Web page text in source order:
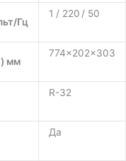
Гц
1 / 220 / 50
мм
774×202×303
R-32
Да